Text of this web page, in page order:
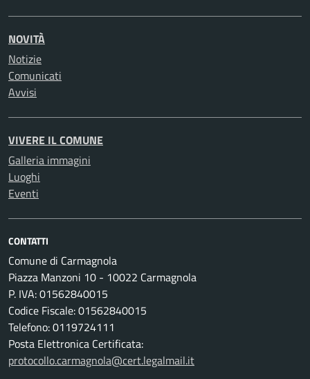
NOVITÀ
Notizie
Comunicati
Avvisi
VIVERE IL COMUNE
Galleria immagini
Luoghi
Eventi
CONTATTI
Comune di Carmagnola
Piazza Manzoni 10 - 10022 Carmagnola
P. IVA: 01562840015
Codice Fiscale: 01562840015
Telefono: 0119724111
Posta Elettronica Certificata:
protocollo.carmagnola@cert.legalmail.it